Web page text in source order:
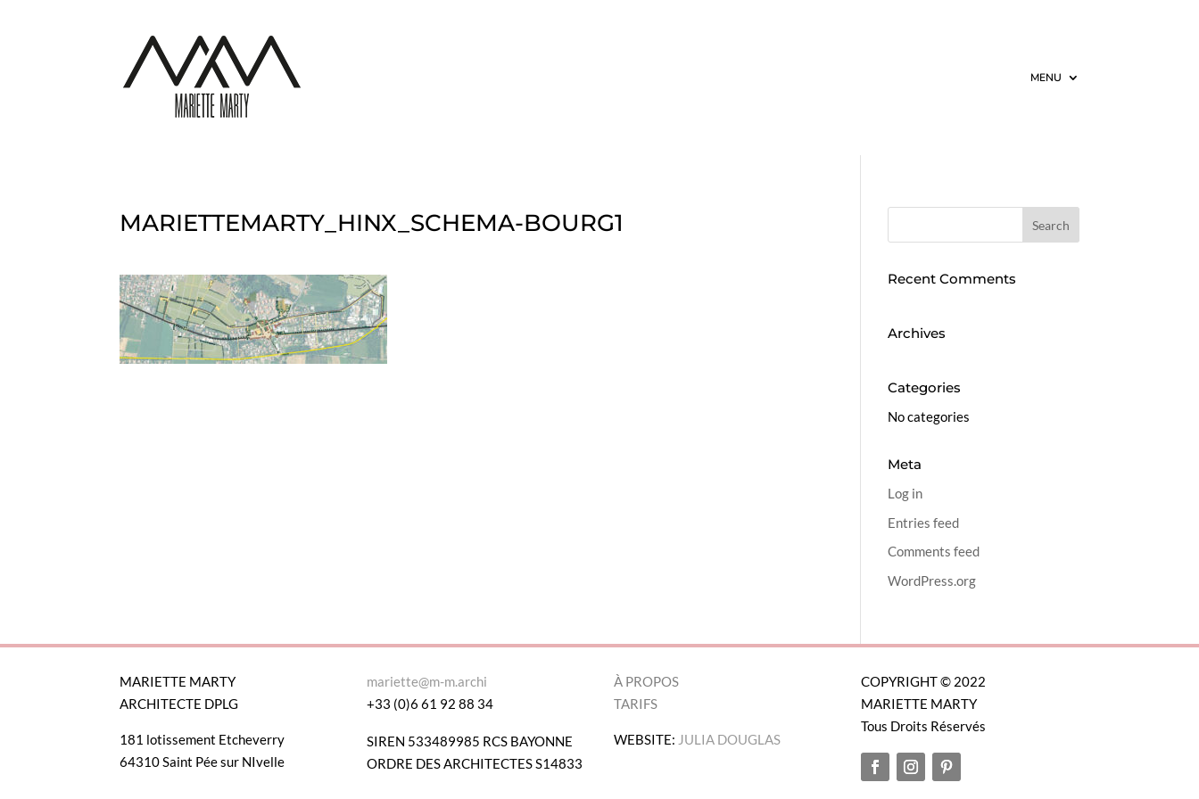
MENU
MARIETTEMARTY_HINX_SCHEMA-BOURG1
Recent Comments
Archives
Categories
No categories
Meta
Log in
Entries feed
Comments feed
WordPress.org
MARIETTE MARTY
ARCHITECTE DPLG
181 lotissement Etcheverry
64310 Saint Pée sur NIvelle
mariette@m-m.archi
+33 (0)6 61 92 88 34
SIREN 533489985 RCS BAYONNE
ORDRE DES ARCHITECTES S14833
À PROPOS
TARIFS
WEBSITE: JULIA DOUGLAS
COPYRIGHT © 2022
MARIETTE MARTY
Tous Droits Réservés